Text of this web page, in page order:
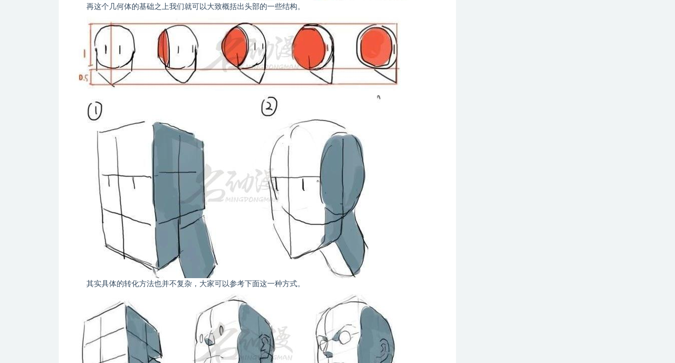
再这个几何体的基础之上我们就可以大致概括出头部的一些结构。
其实具体的转化方法也并不复杂，大家可以参考下面这一种方式。